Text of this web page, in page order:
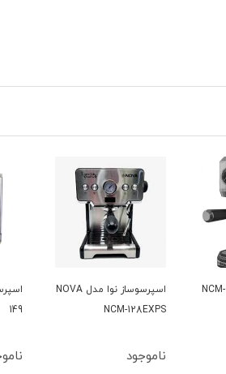
اسپرسوساز نوا مدل NOVA
اسپرسو ساز نوا مدل NCM-
149
ناموجود